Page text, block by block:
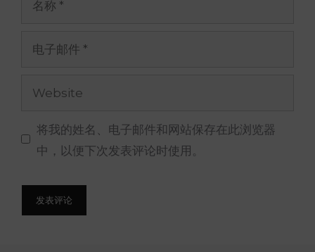
将我的姓名、电子邮件和网站保存在此浏览器
中，以便下次发表评论时使用。